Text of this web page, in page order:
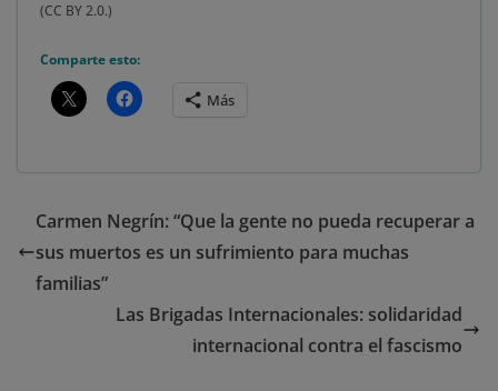
(CC BY 2.0.)
Comparte esto:
Más
Carmen Negrín: “Que la gente no pueda recuperar a
sus muertos es un sufrimiento para muchas
familias”
Las Brigadas Internacionales: solidaridad
internacional contra el fascismo